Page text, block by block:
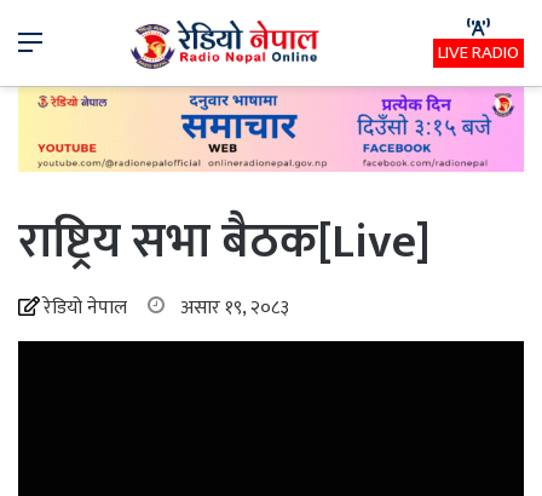
Menu LIVE RADIO
राष्ट्रिय सभा बैठक[Live]
रेडियो नेपाल असार १९, २०८३